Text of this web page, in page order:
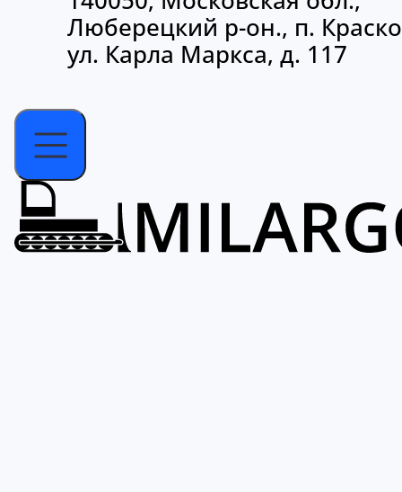
Люберецкий р-он., п.
ул. Карла Маркса, д. 117